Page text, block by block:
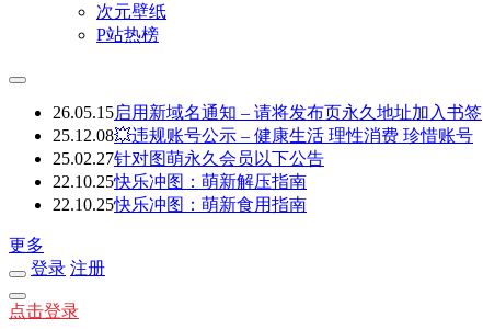
次元壁纸
P站热榜
26.05.15启用新域名通知 – 请将发布页永久地址加入书签
25.12.08💥违规账号公示 – 健康生活 理性消费 珍惜账号
25.02.27针对图萌永久会员以下公告
22.10.25快乐冲图：萌新解压指南
22.10.25快乐冲图：萌新食用指南
更多
登录 注册
点击登录